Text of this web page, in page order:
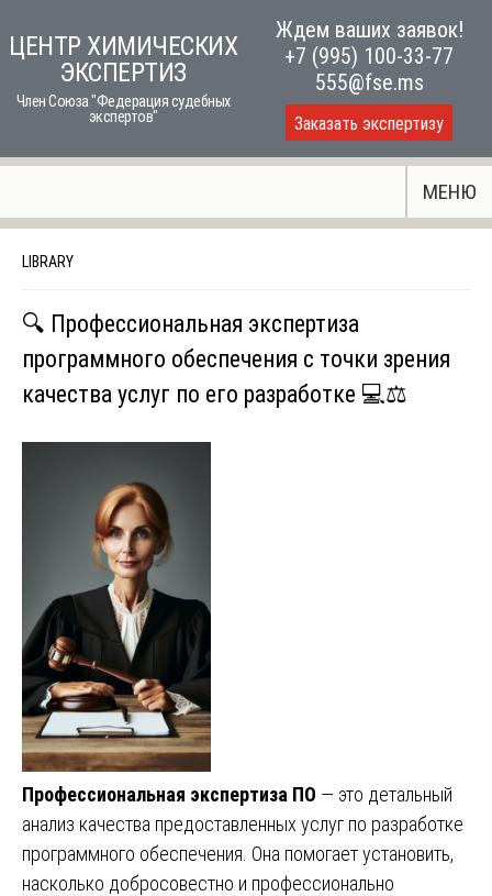
toЦЕНТР ХИМИЧЕСКИХ
ЭКСПЕРТИЗ
Член Союза "Федерация судебных
экспертов"
Ждем ваших заявок!
+7 (995) 100-33-77
555@fse.ms
Заказать экспертизу
МЕНЮ
LIBRARY
🔍 Профессиональная экспертиза
программного обеспечения с точки зрения
качества услуг по его разработке 💻⚖
Профессиональная экспертиза ПО — это детальный
анализ качества предоставленных услуг по разработке
программного обеспечения. Она помогает установить,
насколько добросовестно и профессионально